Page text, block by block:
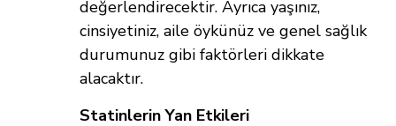
değerlendirecektir. Ayrıca yaşınız,
cinsiyetiniz, aile öykünüz ve genel sağlık
durumunuz gibi faktörleri dikkate
alacaktır.
Statinlerin Yan Etkileri